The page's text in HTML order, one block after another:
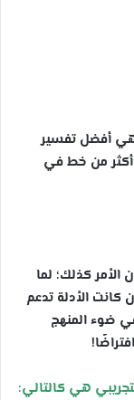
أفضل تفسير
أكثر من خط في
كذلك؛ لما
الأدلة تدعم
ضوء المنهج
هي كالتالي: